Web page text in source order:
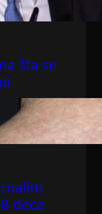
šta se
dece